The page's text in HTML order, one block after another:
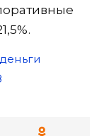
деньги